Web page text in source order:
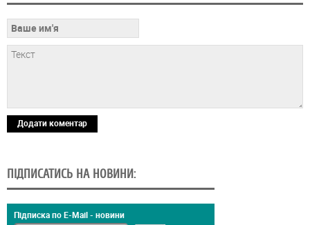
Додати коментар
ПІДПИСАТИСЬ НА НОВИНИ:
Підписка по E-Mail - новини